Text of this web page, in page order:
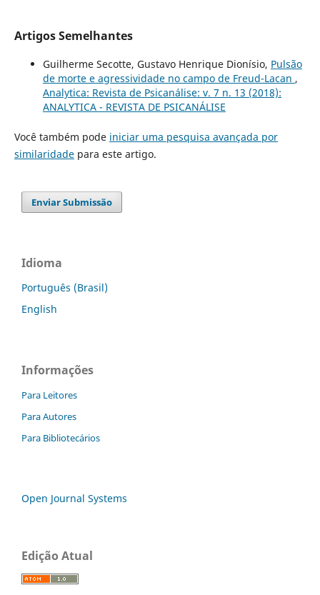
Artigos Semelhantes
Guilherme Secotte, Gustavo Henrique Dionísio, Pulsão
de morte e agressividade no campo de Freud-Lacan ,
Analytica: Revista de Psicanálise: v. 7 n. 13 (2018):
ANALYTICA - REVISTA DE PSICANÁLISE
Você também pode iniciar uma pesquisa avançada por
similaridadepara este artigo.
Enviar Submissão
Idioma
Português (Brasil)
English
Informações
Para Leitores
Para Autores
Para Bibliotecários
Open Journal Systems
Edição Atual